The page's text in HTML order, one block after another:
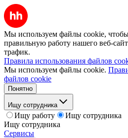
Мы используем файлы cookie, чтобы
правильную работу нашего веб-
трафик.
Правила использования файлов
Мы используем файлы cookie.
файлов cookie
Понятно
Ищу сотрудника
Ищу работу
Ищу сотрудника
Ищу сотрудника
Сервисы